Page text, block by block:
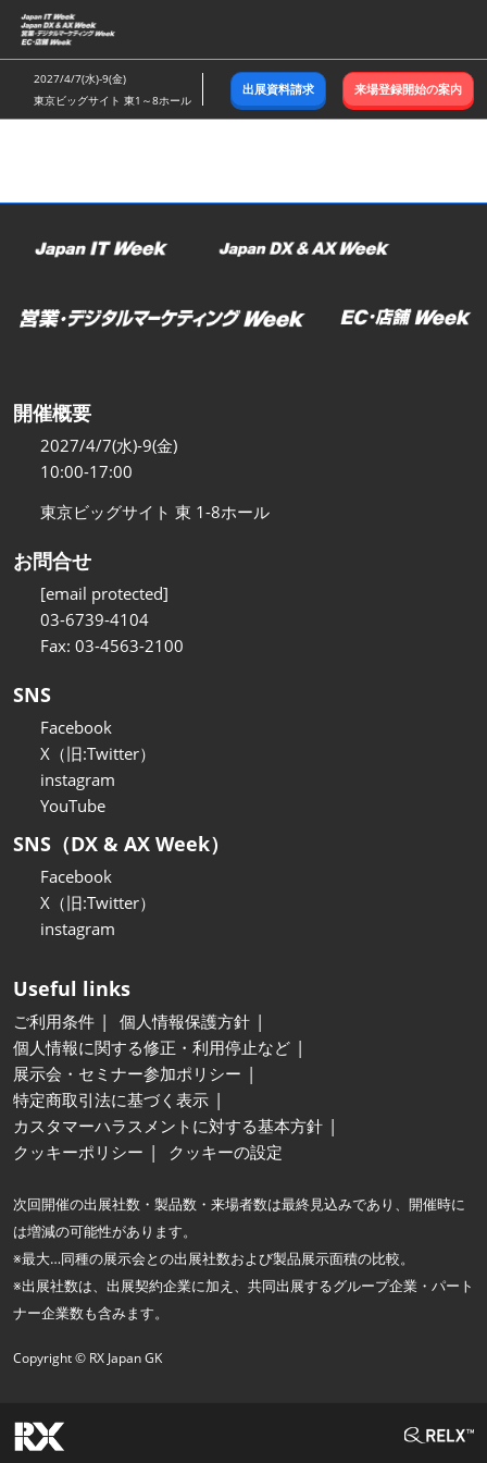
ス
キ
ッ
し
む
2027/4/7(水)-9(金)
東京ビッグサイト 東1～8ホール
出展資料請求 来場登録開始の案内
開催概要
2027/4/7(水)-9(金)
10:00-17:00
東京ビッグサイト 東 1-8ホール
お問合せ
[email protected]
03-6739-4104
Fax: 03-4563-2100
SNS
Facebook
X（旧:Twitter）
instagram
YouTube
SNS（DX & AX Week）
Facebook
X（旧:Twitter）
instagram
Useful links
ご利用条件
個人情報保護方針
個人情報に関する修正・利用停止など
展示会・セミナー参加ポリシー
特定商取引法に基づく表示
カスタマーハラスメントに対する基本方針
クッキーポリシー
クッキーの設定
次回開催の出展社数・製品数・来場者数は最終見込みであり、開催時に
は増減の可能性があります。
※最大…同種の展示会との出展社数および製品展示面積の比較。
※出展社数は、出展契約企業に加え、共同出展するグループ企業・パート
ナー企業数も含みます。
Copyright © RX Japan GK